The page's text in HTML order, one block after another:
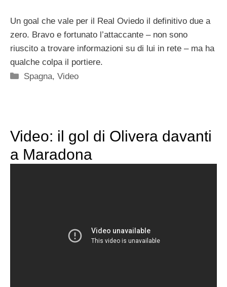
Un goal che vale per il Real Oviedo il definitivo due a
zero. Bravo e fortunato l’attaccante – non sono
riuscito a trovare informazioni su di lui in rete – ma ha
qualche colpa il portiere.
Categorie
Spagna,Video
Video: il gol di Olivera davanti
a Maradona